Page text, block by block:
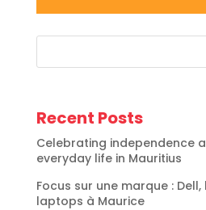
Recent Posts
Celebrating independence
everyday life in Mauritius
Focus sur une marque :
laptops à Maurice